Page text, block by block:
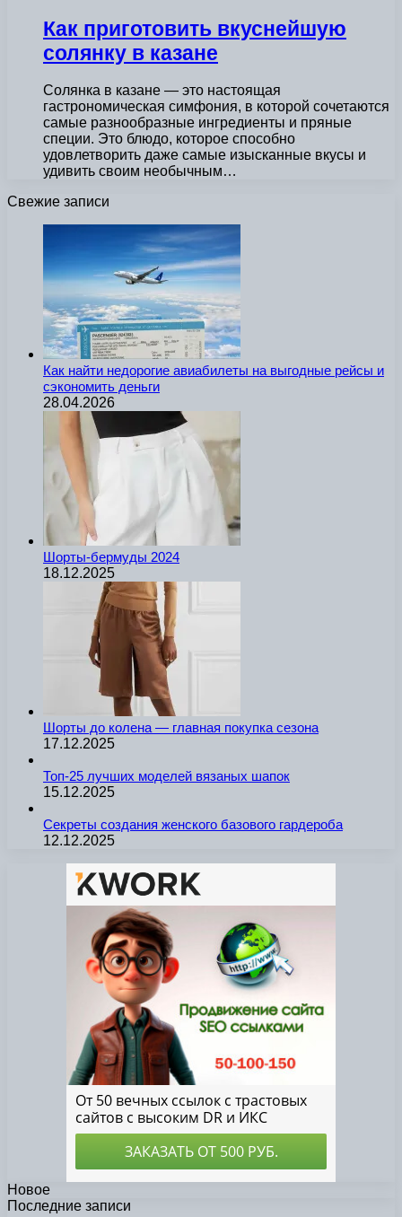
Как приготовить вкуснейшую
солянку в казане
Солянка в казане — это настоящая
гастрономическая симфония, в которой сочетаются
самые разнообразные ингредиенты и пряные
специи. Это блюдо, которое способно
удовлетворить даже самые изысканные вкусы и
удивить своим необычным…
Свежие записи
Как найти недорогие авиабилеты на выгодные рейсы и
сэкономить деньги
28.04.2026
Шорты-бермуды 2024
18.12.2025
Шорты до колена — главная покупка сезона
17.12.2025
Топ-25 лучших моделей вязаных шапок
15.12.2025
Секреты создания женского базового гардероба
12.12.2025
Новое
Последние записи